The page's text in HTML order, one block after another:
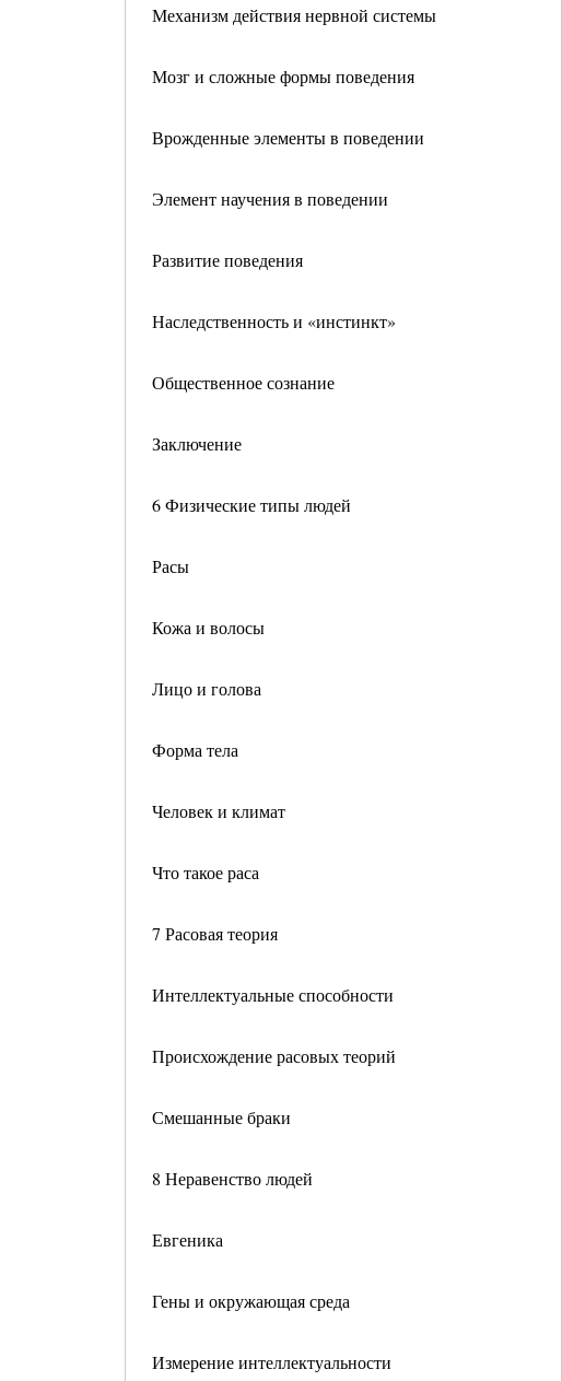
Механизм действия нервной системы
Мозг и сложные формы поведения
Врожденные элементы в поведении
Элемент научения в поведении
Развитие поведения
Наследственность и «инстинкт»
Общественное сознание
Заключение
6 Физические типы людей
Расы
Кожа и волосы
Лицо и голова
Форма тела
Человек и климат
Что такое раса
7 Расовая теория
Интеллектуальные способности
Происхождение расовых теорий
Смешанные браки
8 Неравенство людей
Евгеника
Гены и окружающая среда
Измерение интеллектуальности